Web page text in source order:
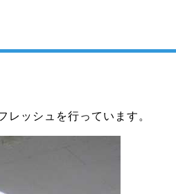
ッシュを行っています。